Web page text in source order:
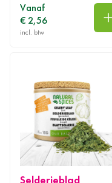
Vanaf
€ 2,56
Selderieblad